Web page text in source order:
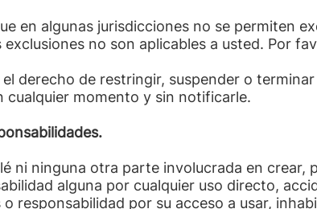
en algunas jurisdicciones no se permiten
exclusiones no son aplicables a usted. Por
derecho de restringir, suspender o
cualquier momento y sin notificarle.
ni ninguna otra parte involucrada en
alguna por cualquier uso directo,
responsabilidad por su acceso a usar,